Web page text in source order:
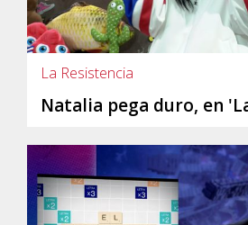
La Resistencia
Natalia pega duro, en